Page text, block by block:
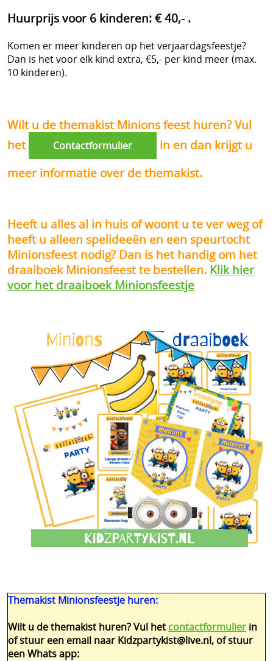
Huurprijs voor 6 kinderen: € 40,- .
Komen er meer kinderen op het verjaardagsfeestje?
Dan is het voor elk kind extra, €5,- per kind meer (max.
10 kinderen).
Wilt u de themakist Minions feest huren? Vul
het
Contactformulier
in en dan krijgt u
meer informatie over de themakist.
Heeft u alles al in huis of woont u te ver weg of
heeft u alleen spelideeën en een speurtocht
Minionsfeest nodig? Dan is het handig om het
draaiboek Minionsfeest te bestellen. Klik hier
voor het draaiboek Minionsfeestje
Themakist Minionsfeestje huren:
Wilt u de themakist huren? Vul het contactformulier in
of stuur een email naar Kidzpartykist@live.nl, of stuur
een Whats app: